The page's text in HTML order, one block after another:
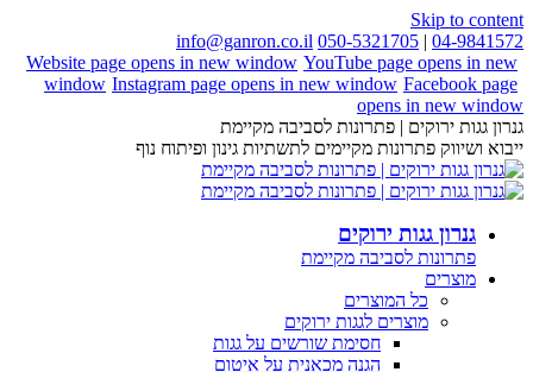
Skip to content
04-9841572
|
050-5321705
info@ganron.co.il
Website page opens in new window YouTube page opens in new
window Instagram page opens in new window Facebook page
opens in new window
גנרון גגות ירוקים | פתרונות לסביבה מקיימת
ייבוא ושיווק פתרונות מקיימים לתשתיות גינון ופיתוח נוף
גנרון גגות ירוקים
פתרונות לסביבה מקיימת
מוצרים
כל המוצרים
מוצרים לגגות ירוקים
חסימת שורשים על גגות
הגנה מכאנית על איטום